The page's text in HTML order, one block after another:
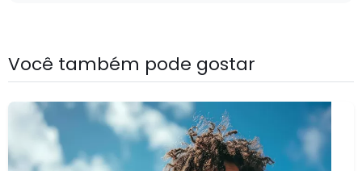
Você também pode gostar